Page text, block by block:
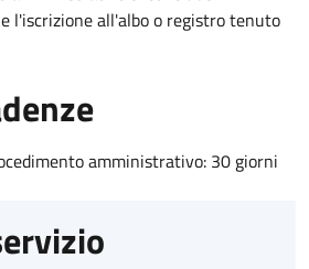
l'iscrizione all'albo o registro tenuto
amministrativo: 30 giorni